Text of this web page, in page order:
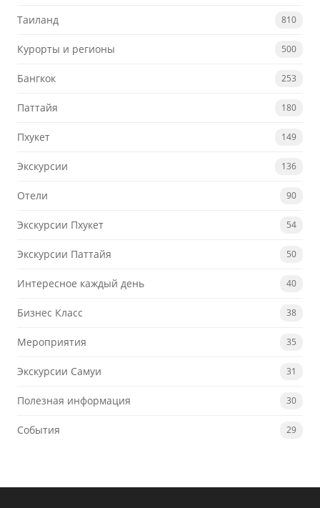
Таиланд 810
Курорты и регионы 500
Бангкок 253
Паттайя 180
Пхукет 149
Экскурсии 136
Отели 90
Экскурсии Пхукет 54
Экскурсии Паттайя 50
Интересное каждый день 40
Бизнес Класс 38
Мероприятия 35
Экскурсии Самуи 31
Полезная информация 30
События 29